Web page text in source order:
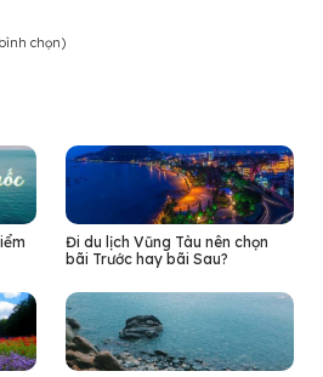
chọn)
Đi du lịch Vũng Tàu nên chọn
bãi Trước hay bãi Sau?